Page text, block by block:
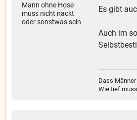
Mann ohne Hose
muss nicht nackt
oder sonstwas sein
Es gibt
Auch im
Dass
Wie tief